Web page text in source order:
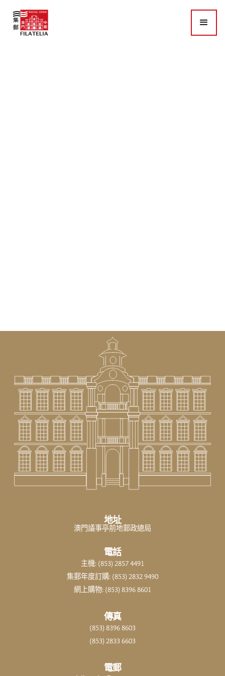
地址
澳門議事亭前地郵政總局
電話
主機: (853) 2857 4491
集郵年度訂購: (853) 2832 9490
網上購物: (853) 8396 8601
傳真
(853) 8396 8603
(853) 2833 6603
電郵